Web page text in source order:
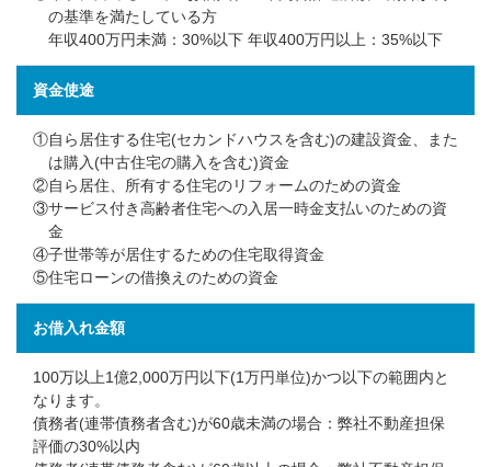
の基準を満たしている方
年収400万円未満：30%以下 年収400万円以上：35%以下
資金使途
①自ら居住する住宅(セカンドハウスを含む)の建設資金、また
は購入(中古住宅の購入を含む)資金
②自ら居住、所有する住宅のリフォームのための資金
③サービス付き高齢者住宅への入居一時金支払いのための資
金
④子世帯等が居住するための住宅取得資金
⑤住宅ローンの借換えのための資金
お借入れ金額
100万以上1億2,000万円以下(1万円単位)かつ以下の範囲内と
なります。
債務者(連帯債務者含む)が60歳未満の場合：弊社不動産担保
評価の30%以内